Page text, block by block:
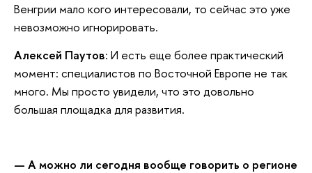
Венгрии мало кого интересовали, то сейчас это уже
невозможно игнорировать.
Алексей Паутов: И есть еще более практический
момент: специалистов по Восточной Европе не так
много. Мы просто увидели, что это довольно
большая площадка для развития.
— А можно ли сегодня вообще говорить о регионе